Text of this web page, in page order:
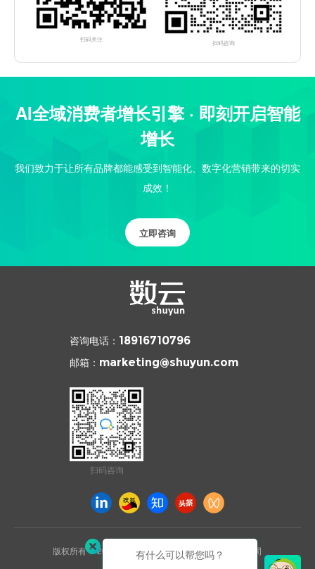
扫码关注 扫码咨询
AI全域消费者增长引擎 · 即刻开启智能
增长
我们致力于让所有品牌都能感受到智能化、数字化营销带来的切实
成效！
立即咨询
咨询电话： 18916710796
邮箱： marketing@shuyun.com
扫码咨询
版权所有 © 2026 杭州数云信息技术有限公司上海分公司
有什么可以帮您吗？